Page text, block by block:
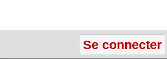
Se connecter